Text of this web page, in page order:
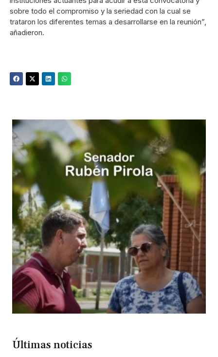
sobre todo el compromiso y la seriedad con la cual se
trataron los diferentes temas a desarrollarse en la reunión”,
añadieron.
Últimas noticias